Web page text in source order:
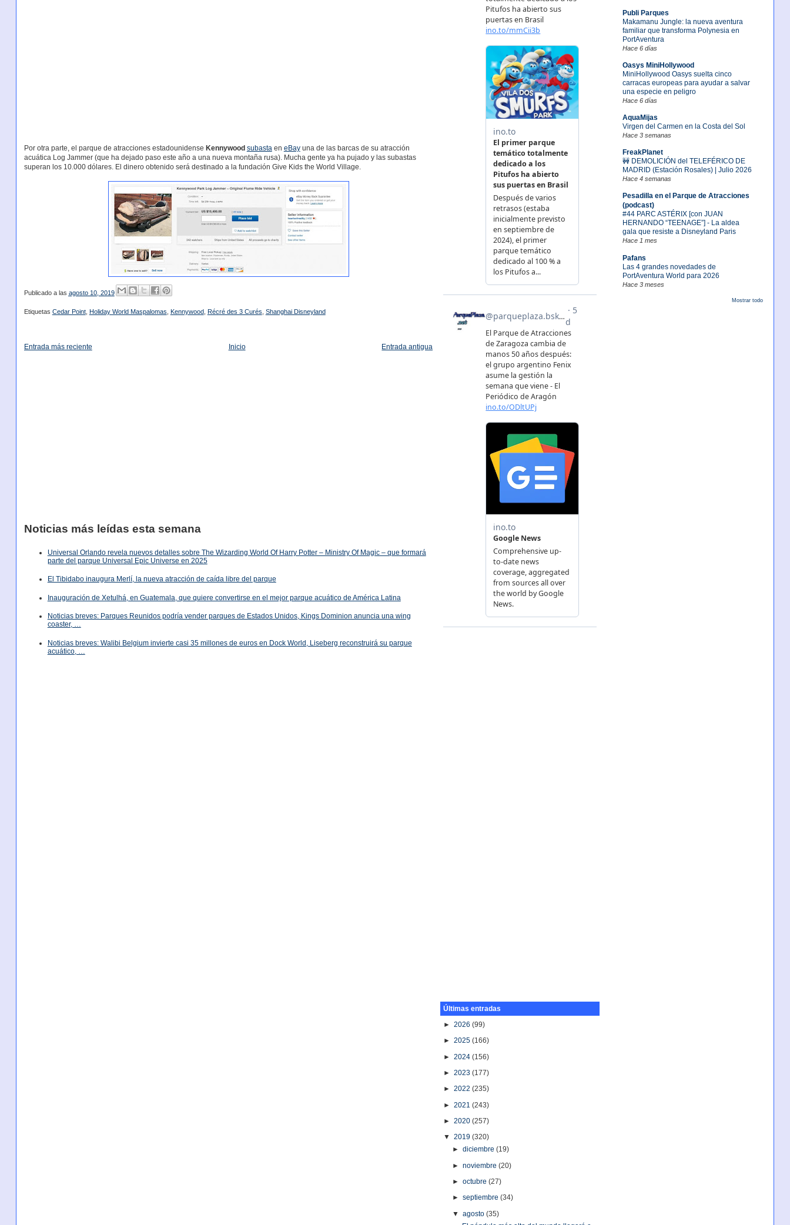
Publi Parques
Makamanu Jungle: la nueva aventura
familiar que transforma Polynesia en
PortAventura
Hace 6 días
Oasys MiniHollywood
MiniHollywood Oasys suelta cinco
carracas europeas para ayudar a salvar
una especie en peligro
Hace 6 días
AquaMijas
Virgen del Carmen en la Costa del Sol
Hace 3 semanas
FreakPlanet
🚧 DEMOLICIÓN del TELEFÉRICO DE
MADRID (Estación Rosales) | Julio 2026
Hace 4 semanas
Pesadilla en el Parque de Atracciones
(podcast)
#44 PARC ASTÉRIX [con JUAN
HERNANDO “TEENAGE”] - La aldea
gala que resiste a Disneyland Paris
Hace 1 mes
Pafans
Las 4 grandes novedades de
PortAventura World para 2026
Hace 3 meses
Mostrar todo
Por otra parte, el parque de atracciones estadounidense Kennywood subasta en eBayuna de las barcas de su atracción
acuática Log Jammer (que ha dejado paso este año a una nueva montaña rusa). Mucha gente ya ha pujado y las subastas
superan los 10.000 dólares. El dinero obtenido será destinado a la fundación Give Kids the World Village.
Publicado a las agosto 10, 2019
Etiquetas Cedar Point, Holiday World Maspalomas Kennywood Récré des 3 Curés Shanghai Disneyland
Entrada más reciente Entrada antigua
Inicio
Noticias más leídas esta semana
Universal Orlando revela nuevos detalles sobre The Wizarding World Of Harry Potter – Ministry Of Magic – que formará
parte del parque Universal Epic Universe en 2025
El Tibidabo inaugura Merlí, la nueva atracción de caída libre del parque
Inauguración de Xetulhá, en Guatemala, que quiere convertirse en el mejor parque acuático de América Latina
Noticias breves: Parques Reunidos podría vender parques de Estados Unidos, Kings Dominion anuncia una wing
coaster, …
Noticias breves: Walibi Belgium invierte casi 35 millones de euros en Dock World, Liseberg reconstruirá su parque
acuático, …
Últimas entradas
►2026(99)
►2025(166)
►2024(156)
►2023(177)
►2022(235)
►2021(243)
►2020(257)
▼2019(320)
►diciembre(19)
►noviembre(20)
►octubre(27)
►septiembre(34)
▼agosto(35)